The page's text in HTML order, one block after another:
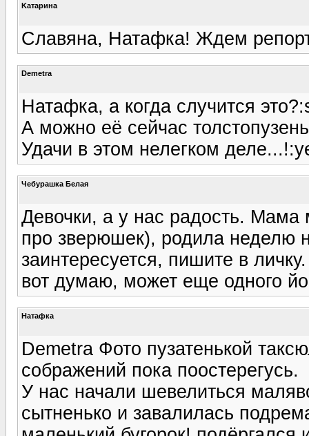
Kатарина
Славяна, Натафка! Ждем
Demetra
Натафка, а когда случится
А можно её сейчас
Удачи в этом нелегком
Чебурашка Белая
Девочки, а у нас радость. Мама
про зверюшек), родила неделю
заинтересуется, пишите в
вот думаю, может еще одного
Натафка
Demetra Фото пузатенькой
сображений пока поостерегусь.
У нас начали шевелиться
сытненько и завалилась